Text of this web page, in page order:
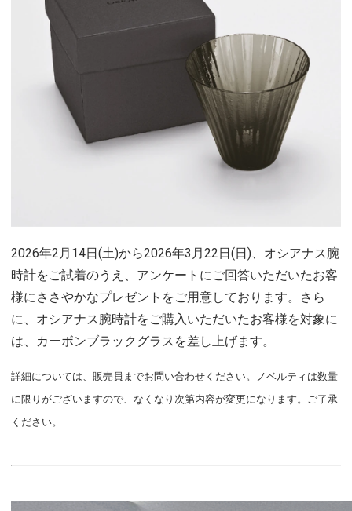
2026年2月14日(土)から2026年3月22日(日)、オシアナス腕
時計をご試着のうえ、アンケートにご回答いただいたお客
様にささやかなプレゼントをご用意しております。さら
に、オシアナス腕時計をご購入いただいたお客様を対象に
は、カーボンブラックグラスを差し上げます。
詳細については、販売員までお問い合わせください。ノベルティは数量
に限りがございますので、なくなり次第内容が変更になります。ご了承
ください。